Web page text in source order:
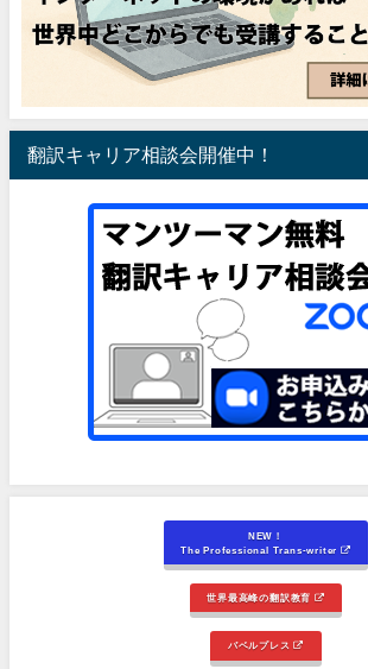
翻訳キャリア相談会開催中！
NEW！
The Professional Trans-writer
世界最高峰の翻訳教育
バベルプレス